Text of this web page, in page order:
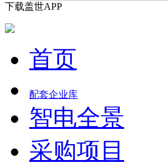
下载盖世APP
首页
配套企业库
智电全景
采购项目